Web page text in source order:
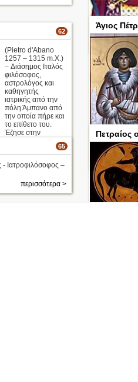
Άγιος
Απολυτίκιο
62
(Pietro d'Abano
1257 – 1315 m.X.)
– Διάσημος Ιταλός
φιλόσοφος,
αστρολόγος και
καθηγητής
ιατρικής από την
πόλη Άμπανο από
την οποία πήρε και
το επίθετο του.
Έζησε στην
σπούδασε για 20
χρόνι ...
περισσότερα >
Πετραίος
65
- Ιατροφιλόσοφος –
περισσότερα >